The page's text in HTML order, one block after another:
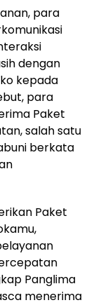
para
dengan
kepada
para
Paket
salah satu
berkata
Paket
Panglima
menerima